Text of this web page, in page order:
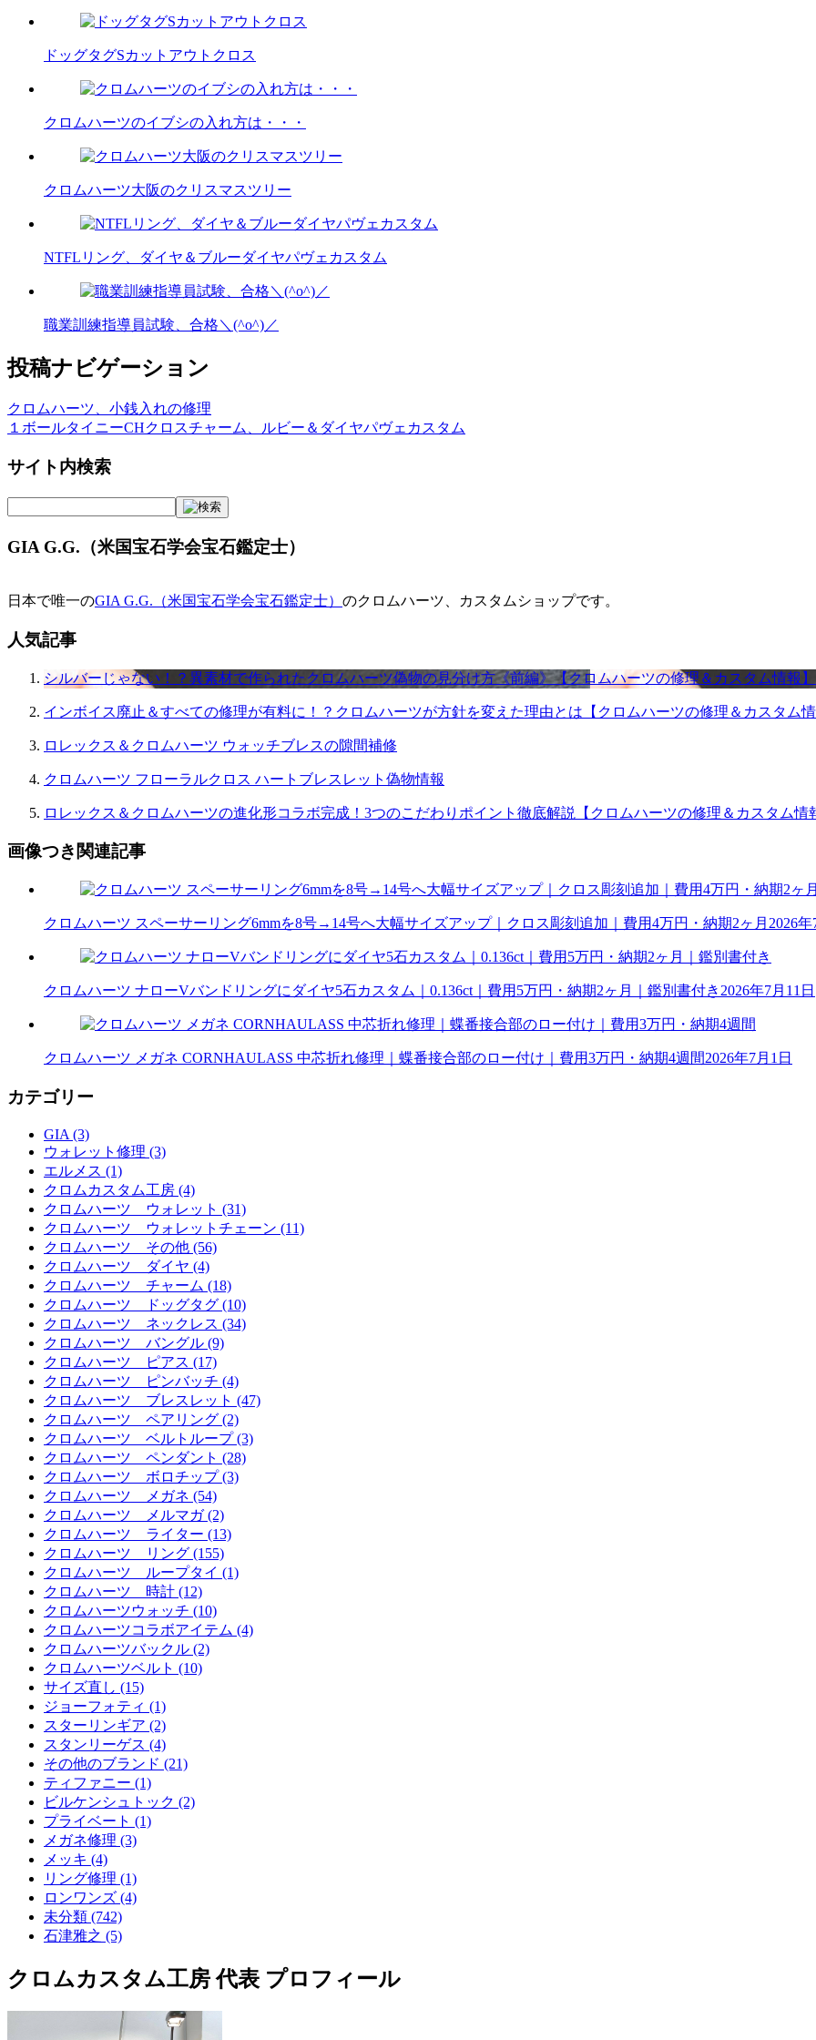
ドッグタグSカットアウトクロス
クロムハーツのイブシの入れ方は・・・
クロムハーツ大阪のクリスマスツリー
NTFLリング、ダイヤ＆ブルーダイヤパヴェカスタム
職業訓練指導員試験、合格＼(^o^)／
投稿ナビゲーション
クロムハーツ、小銭入れの修理
１ボールタイニーCHクロスチャーム、ルビー＆ダイヤパヴェカスタム
サイト内検索
GIA G.G.（米国宝石学会宝石鑑定士）
日本で唯一のGIA G.G.（米国宝石学会宝石鑑定士） のクロムハーツ、カスタムショップです。
人気記事
シルバーじゃない！？異素材で作られたクロムハーツ偽物の見分け方《前編》【クロムハーツの修理＆カスタム情報】
インボイス廃止＆すべての修理が有料に！？クロムハーツが方針を変えた理由とは【クロムハーツの修理＆カスタム情
ロレックス＆クロムハーツ ウォッチブレスの隙間補修
クロムハーツ フローラルクロス ハートブレスレット偽物情報
ロレックス＆クロムハーツの進化形コラボ完成！3つのこだわりポイント徹底解説【クロムハーツの修理＆カスタム情
画像つき関連記事
クロムハーツ スペーサーリング6mmを8号→14号へ大幅サイズアップ｜クロス彫刻追加｜費用4万円・納期2ヶ月 2026年
クロムハーツ ナローVバンドリングにダイヤ5石カスタム｜0.136ct｜費用5万円・納期2ヶ月｜鑑別書付き 2026年7月11日
クロムハーツ メガネ CORNHAULASS 中芯折れ修理｜蝶番接合部のロー付け｜費用3万円・納期4週間2026年7月1日
カテゴリー
GIA (3)
ウォレット修理 (3)
エルメス (1)
クロムカスタム工房 (4)
クロムハーツ ウォレット (31)
クロムハーツ ウォレットチェーン (11)
クロムハーツ その他 (56)
クロムハーツ ダイヤ (4)
クロムハーツ チャーム (18)
クロムハーツ ドッグタグ (10)
クロムハーツ ネックレス (34)
クロムハーツ バングル (9)
クロムハーツ ピアス (17)
クロムハーツ ピンバッチ (4)
クロムハーツ ブレスレット (47)
クロムハーツ ペアリング (2)
クロムハーツ ベルトループ (3)
クロムハーツ ペンダント (28)
クロムハーツ ボロチップ (3)
クロムハーツ メガネ (54)
クロムハーツ メルマガ (2)
クロムハーツ ライター (13)
クロムハーツ リング (155)
クロムハーツ ループタイ (1)
クロムハーツ 時計 (12)
クロムハーツウォッチ (10)
クロムハーツコラボアイテム (4)
クロムハーツバックル (2)
クロムハーツベルト (10)
サイズ直し (15)
ジョーフォティ (1)
スターリンギア (2)
スタンリーゲス (4)
その他のブランド (21)
ティファニー (1)
ビルケンシュトック (2)
プライベート (1)
メガネ修理 (3)
メッキ (4)
リング修理 (1)
ロンワンズ (4)
未分類 (742)
石津雅之 (5)
クロムカスタム工房 代表 プロフィール